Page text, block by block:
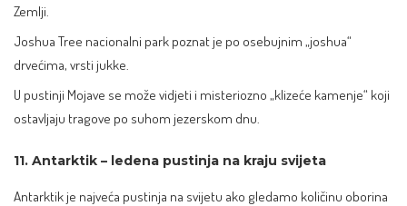
Zemlji.
Joshua Tree nacionalni park poznat je po osebujnim „joshua“
drvećima, vrsti jukke.
U pustinji Mojave se može vidjeti i misteriozno „klizeće kamenje“ koji
ostavljaju tragove po suhom jezerskom dnu.
11. Antarktik – ledena pustinja na kraju svijeta
Antarktik je najveća pustinja na svijetu ako gledamo količinu oborina